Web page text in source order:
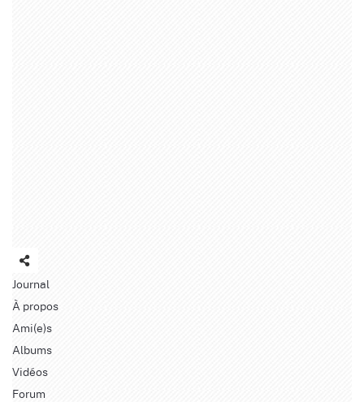
Journal
À propos
Ami(e)s
Albums
Vidéos
Forum